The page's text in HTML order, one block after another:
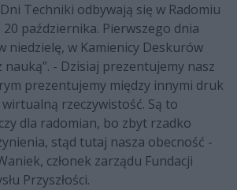
Techniki odbywają się w Radomiu
października. Pierwszego dnia
niedzielę, w Kamienicy Deskurów
nauką”. - Dzisiaj prezentujemy nasz
prezentujemy między innymi druk
rzeczywistość. Są to
dla radomian, bo zbyt rzadko
stąd tutaj nasza obecność -
członek zarządu Fundacji
Przyszłości.